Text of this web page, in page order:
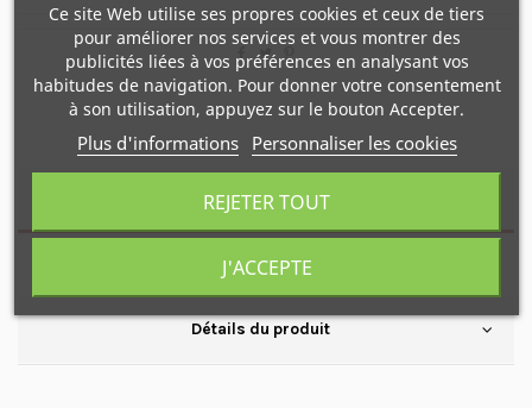
Description
Le magazine des motos collectors des années 70 / 90
Détails du produit
Ce site Web utilise ses propres cookies et ceux de tiers
pour améliorer nos services et vous montrer des
publicités liées à vos préférences en analysant vos
habitudes de navigation. Pour donner votre consentement
à son utilisation, appuyez sur le bouton Accepter.
Plus d'informations Personnaliser les cookies
REJETER TOUT
J'ACCEPTE